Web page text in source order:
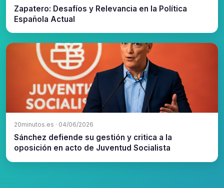
Zapatero: Desafíos y Relevancia en la Política
Española Actual
20minutos.es · 04/06/2026
Sánchez defiende su gestión y critica a la
oposición en acto de Juventud Socialista